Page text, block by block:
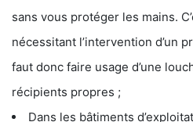
sans vous protéger les mains.
nécessitant l’intervention d’un
faut donc faire usage d’une
récipients propres ;
Dans les bâtiments